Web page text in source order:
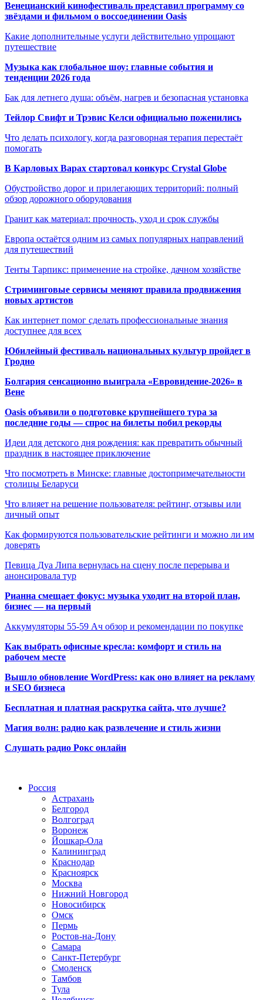
Венецианский кинофестиваль представил программу со
звёздами и фильмом о воссоединении Oasis
Какие дополнительные услуги действительно упрощают
путешествие
Музыка как глобальное шоу: главные события и
тенденции 2026 года
Бак для летнего душа: объём, нагрев и безопасная установка
Тейлор Свифт и Трэвис Келси официально поженились
Что делать психологу, когда разговорная терапия перестаёт
помогать
В Карловых Варах стартовал конкурс Crystal Globe
Обустройство дорог и прилегающих территорий: полный
обзор дорожного оборудования
Гранит как материал: прочность, уход и срок службы
Европа остаётся одним из самых популярных направлений
для путешествий
Тенты Тарпикс: применение на стройке, дачном хозяйстве
Стриминговые сервисы меняют правила продвижения
новых артистов
Как интернет помог сделать профессиональные знания
доступнее для всех
Юбилейный фестиваль национальных культур пройдет в
Гродно
Болгария сенсационно выиграла «Евровидение-2026» в
Вене
Oasis объявили о подготовке крупнейшего тура за
последние годы — спрос на билеты побил рекорды
Идеи для детского дня рождения: как превратить обычный
праздник в настоящее приключение
Что посмотреть в Минске: главные достопримечательности
столицы Беларуси
Что влияет на решение пользователя: рейтинг, отзывы или
личный опыт
Как формируются пользовательские рейтинги и можно ли им
доверять
Певица Дуа Липа вернулась на сцену после перерыва и
анонсировала тур
Рианна смещает фокус: музыка уходит на второй план,
бизнес — на первый
Аккумуляторы 55-59 Ач обзор и рекомендации по покупке
Как выбрать офисные кресла: комфорт и стиль на
рабочем месте
Вышло обновление WordPress: как оно влияет на рекламу
и SEO бизнеса
Бесплатная и платная раскрутка сайта, что лучше?
Магия волн: радио как развлечение и стиль жизни
Слушать радио Рокс онлайн
Россия
Астрахань
Белгород
Волгоград
Воронеж
Йошкар-Ола
Калининград
Краснодар
Красноярск
Москва
Нижний Новгород
Новосибирск
Омск
Пермь
Ростов-на-Дону
Самара
Санкт-Петербург
Смоленск
Тамбов
Тула